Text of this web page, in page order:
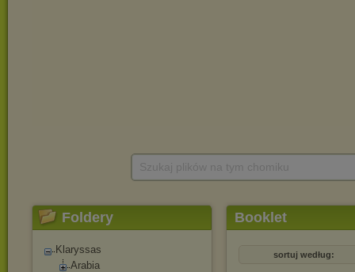
Foldery
Klaryssas
Arabia
Booklet
sortuj według: